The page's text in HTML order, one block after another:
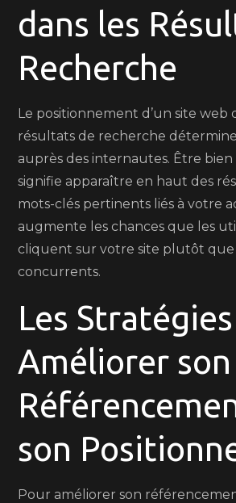
dans les
Recherche
Le positionnement d’un site web
résultats de recherche détermine
auprès des internautes. Être bien
signifie apparaître en haut des
mots-clés pertinents liés à votre
augmente les chances que les
cliquent sur votre site plutôt que
concurrents.
Les
Améliorer son
son
Pour améliorer son